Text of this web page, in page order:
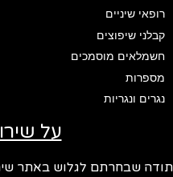
רופאי שיניים
קבלני שיפוצים
חשמלאים מוסמכים
מספרות
נגרים ונגריות
על
שבחרתם לגלוש באתר